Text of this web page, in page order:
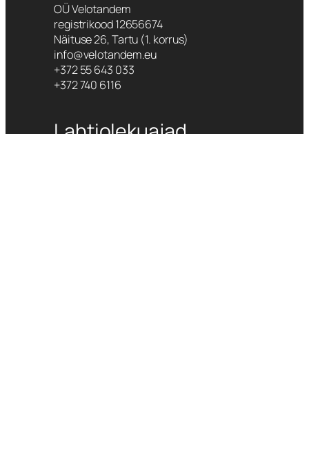
OÜ Velotandem
registrikood 12656674
Näituse 26, Tartu (1. korrus)
info@velotandem.eu
+372 55 643 033
+372 740 6116
Lahtiolekuajad